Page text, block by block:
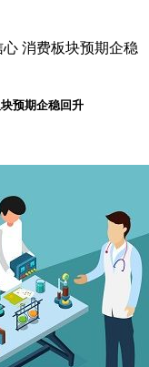
预期企稳回升